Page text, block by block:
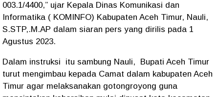
003.1/4400,” ujar Kepala Dinas Komunikasi dan
Informatika ( KOMINFO) Kabupaten Aceh Timur, Nauli,
S.STP,.M.AP dalam siaran pers yang dirilis pada 1
Agustus 2023.
Dalam instruksi itu sambung Nauli, Bupati Aceh Timur
turut mengimbau kepada Camat dalam kabupaten Aceh
Timur agar melaksanakan gotongroyong guna